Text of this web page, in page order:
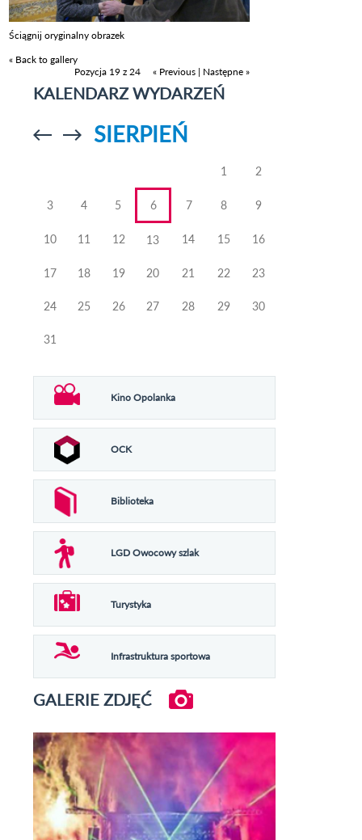
Ściągnij oryginalny obrazek
« Back to gallery
Pozycja 19 z 24
« Previous | Następne »
KALENDARZ WYDARZEŃ
Przejdź doPrzejdź do
SIERPIEŃ
1 2
3 4 5 6 7 8 9
10 11 12 13 14 15 16
17 18 19 20 21 22 23
24 25 26 27 28 29 30
31
Kino Opolanka
OCK
Biblioteka
LGD Owocowy szlak
Turystyka
Infrastruktura sportowa
GALERIE ZDJĘĆ